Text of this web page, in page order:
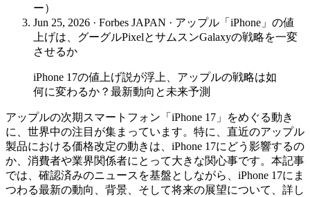
ー）
Jun 25, 2026 · Forbes JAPAN · アップル「iPhone」の値
上げは、グーグルPixelとサムスンGalaxyの戦略を一変
させるか
iPhone 17の値上げ説が浮上、アップルの戦略は如
何に変わるか？最新動向と未来予測
アップルの次期スマートフォン「iPhone 17」をめぐる動き
に、世界中の注目が集まっています。特に、直近のアップル
製品における価格改定の動きは、iPhone 17にどう影響するの
か、消費者や業界関係者にとって大きな関心事です。本記事
では、確認済みのニュースを基盤としながら、iPhone 17にま
つわる最新の動向、背景、そして将来の展望について、詳し